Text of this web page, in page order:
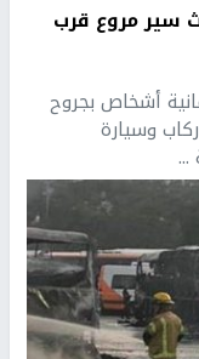
في حادث سير مروع قرب
ثمانية أشخاص بجروح
وسيارة